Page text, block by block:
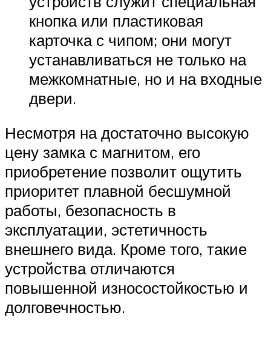
кнопка или пластиковая
карточка с чипом; они могут
устанавливаться не только на
межкомнатные, но и на входные
двери.
Несмотря на достаточно высокую
цену замка с магнитом, его
приобретение позволит ощутить
приоритет плавной бесшумной
работы, безопасность в
эксплуатации, эстетичность
внешнего вида. Кроме того, такие
устройства отличаются
повышенной износостойкостью и
долговечностью.